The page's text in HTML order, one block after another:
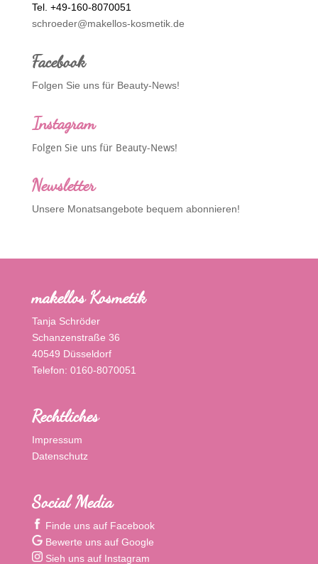
Tel. +49-160-8070051
schroeder@makellos-kosmetik.de
Facebook
Folgen Sie uns für Beauty-News!
Instagram
Folgen Sie uns für Beauty-News!
Newsletter
Unsere Monatsangebote bequem abonnieren!
makellos Kosmetik
Tanja Schröder
Schanzenstraße 36
40549 Düsseldorf
Telefon: 0160-8070051
Rechtliches
Impressum
Datenschutz
Social Media
Finde uns auf Facebook
Bewerte uns auf Google
Sieh uns auf Instagram